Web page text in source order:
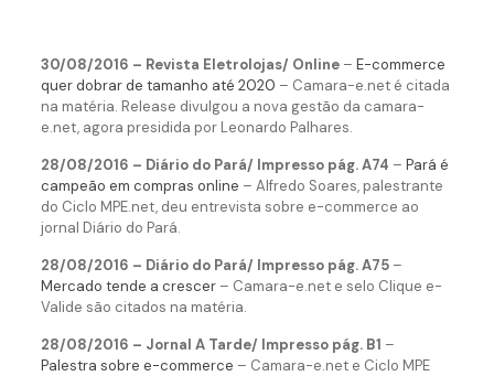
30/08/2016 – Revista Eletrolojas/ Online– E-commerce
quer dobrar de tamanho até 2020 – Camara-e.net é citada
na matéria. Release divulgou a nova gestão da camara-
e.net, agora presidida por Leonardo Palhares.
28/08/2016 – Diário do Pará/ Impresso pág. A74 – Pará é
campeão em compras online – Alfredo Soares, palestrante
do Ciclo MPE.net, deu entrevista sobre e-commerce ao
jornal Diário do Pará.
28/08/2016 – Diário do Pará/ Impresso pág. A75–
Mercado tende a crescer– Camara-e.net e selo Clique e-
Valide são citados na matéria.
28/08/2016 – Jornal A Tarde/ Impresso pág. B1 –
Palestra sobre e-commerce – Camara-e.net e Ciclo MPE